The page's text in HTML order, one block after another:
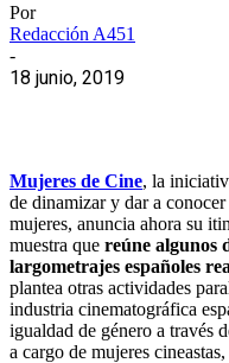
Por
Redacción A451
-
18 junio, 2019
Mujeres de Cine, la
de dinamizar y dar a
mujeres, anuncia ahora su
muestra que reúne algunos
largometrajes españoles
plantea otras actividades
industria cinematográfica
igualdad de género a través
a cargo de mujeres